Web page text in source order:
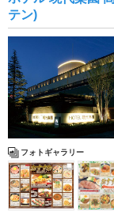
テン)
フォトギャラリー